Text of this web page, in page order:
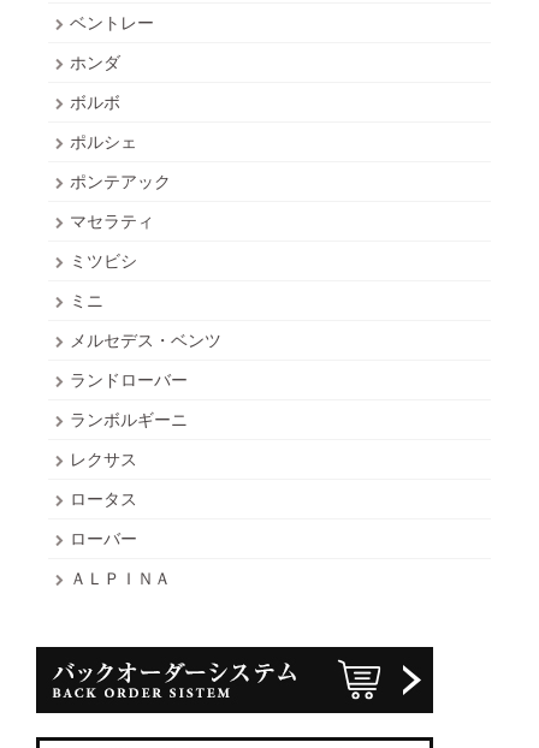
ベントレー
ホンダ
ボルボ
ポルシェ
ポンテアック
マセラティ
ミツビシ
ミニ
メルセデス・ベンツ
ランドローバー
ランボルギーニ
レクサス
ロータス
ローバー
ＡＬＰＩＮＡ